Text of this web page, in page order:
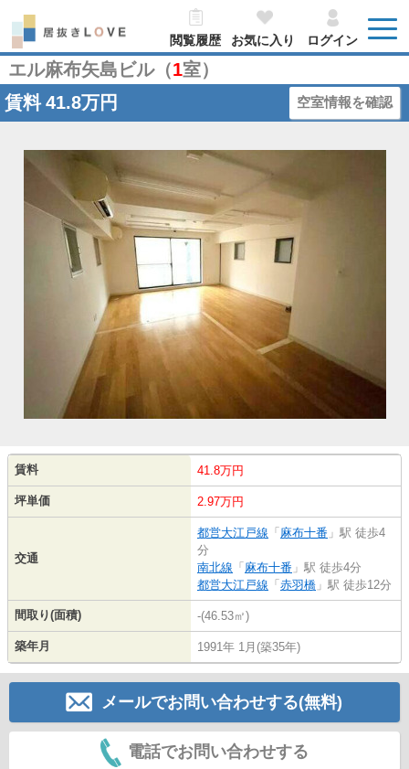
閲覧履歴 お気に入り ログイン
エル麻布矢島ビル（1室）
賃料 41.8万円 空室情報を確認
賃料 41.8万円
坪単価 2.97万円
交通
都営大江戸線 「 麻布十番 」駅 徒歩4
分
南北線 「 麻布十番 」駅 徒歩4分
都営大江戸線 「 赤羽橋 」駅 徒歩12分
間取り(面積) -(46.53㎡)
築年月 1991年 1月(築35年)
メールでお問い合わせする(無料)
電話でお問い合わせする